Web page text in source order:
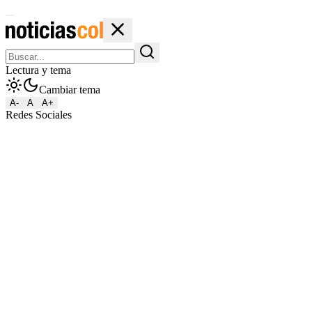
Lectura y tema
Cambiar tema
A- A A+
Redes Sociales